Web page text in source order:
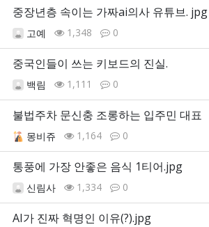
중장년층 속이는 가짜ai의사 유튜브. jpg
고예 1,348 0
중국인들이 쓰는 키보드의 진실.
백림 1,111 0
불법주차 문신충 조롱하는 입주민 대표
몽비쥬 1,164 0
통풍에 가장 안좋은 음식 1티어.jpg
신림사 1,334 0
AI가 진짜 혁명인 이유(?).jpg